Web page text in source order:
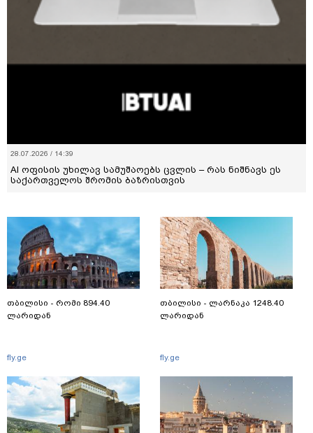
28.07.2026 / 14:39
AI ოფისის უხილავ სამუშაოებს ცვლის – რას ნიშნავს ეს
საქართველოს შრომის ბაზრისთვის
თბილისი - რომი 894.40
ლარიდან
fly.ge
თბილისი - ლარნაკა 1248.40
ლარიდან
fly.ge